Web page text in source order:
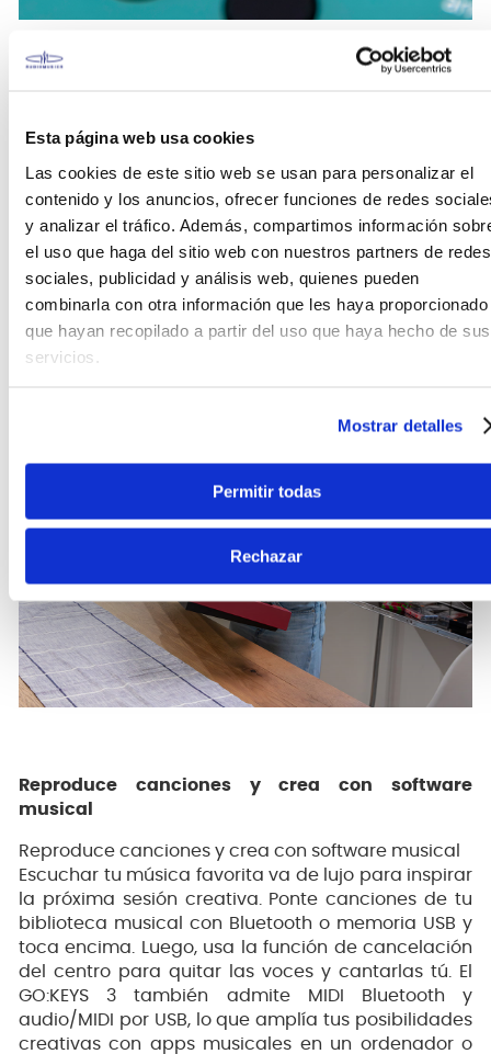
Esta página web usa cookies
Las cookies de este sitio web se usan para personalizar el
contenido y los anuncios, ofrecer funciones de redes
y analizar el tráfico. Además, compartimos información
el uso que haga del sitio web con nuestros partners de redes
sociales, publicidad y análisis web, quienes pueden
combinarla con otra información que les haya proporcionado
que hayan recopilado a partir del uso que haya hecho de sus
servicios.
Mostrar detalles
Permitir todas
Rechazar
Con su diseño portátil y todo en uno, puedes mover
el GO:KEYS 3 por toda la casa y disfrutar de la
música donde quieras. El sistema de sonido estéreo
integrado ofrece un sonido grande y gratificante,
mientras que la alimentación a pilas AA permite
montarlo de forma rápida y sencilla. Y si quieres
tocar a tu aire, conecta cascos o auriculares de
botón y disfruta del GO:KEYS 3 sin molestar a nadie.
Reproduce canciones y crea con software
musical
Reproduce canciones y crea con software musical
Escuchar tu música favorita va de lujo para inspirar
la próxima sesión creativa. Ponte canciones de tu
biblioteca musical con Bluetooth o memoria USB y
toca encima. Luego, usa la función de cancelación
del centro para quitar las voces y cantarlas tú. El
GO:KEYS 3 también admite MIDI Bluetooth y
audio/MIDI por USB, lo que amplía tus posibilidades
creativas con apps musicales en un ordenador o